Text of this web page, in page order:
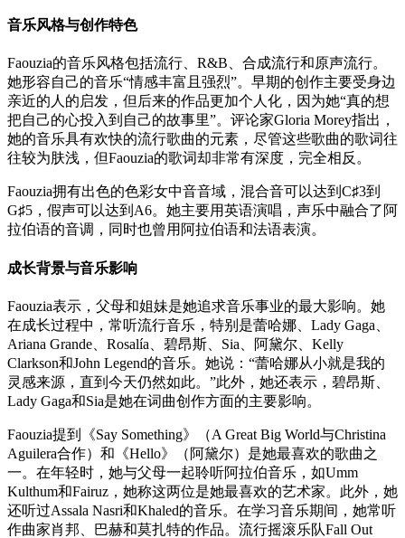
音乐风格与创作特色
Faouzia的音乐风格包括流行、R&B、合成流行和原声流行。
她形容自己的音乐“情感丰富且强烈”。早期的创作主要受身边
亲近的人的启发，但后来的作品更加个人化，因为她“真的想
把自己的心投入到自己的故事里”。评论家Gloria Morey指出，
她的音乐具有欢快的流行歌曲的元素，尽管这些歌曲的歌词往
往较为肤浅，但Faouzia的歌词却非常有深度，完全相反。
Faouzia拥有出色的色彩女中音音域，混合音可以达到C♯3到
G♯5，假声可以达到A6。她主要用英语演唱，声乐中融合了阿
拉伯语的音调，同时也曾用阿拉伯语和法语表演。
成长背景与音乐影响
Faouzia表示，父母和姐妹是她追求音乐事业的最大影响。她
在成长过程中，常听流行音乐，特别是蕾哈娜、Lady Gaga、
Ariana Grande、Rosalía、碧昂斯、Sia、阿黛尔、Kelly
Clarkson和John Legend的音乐。她说：“蕾哈娜从小就是我的
灵感来源，直到今天仍然如此。”此外，她还表示，碧昂斯、
Lady Gaga和Sia是她在词曲创作方面的主要影响。
Faouzia提到《Say Something》（A Great Big World与Christina
Aguilera合作）和《Hello》（阿黛尔）是她最喜欢的歌曲之
一。在年轻时，她与父母一起聆听阿拉伯音乐，如Umm
Kulthum和Fairuz，她称这两位是她最喜欢的艺术家。此外，她
还听过Assala Nasri和Khaled的音乐。在学习音乐期间，她常听
作曲家肖邦、巴赫和莫扎特的作品。流行摇滚乐队Fall Out